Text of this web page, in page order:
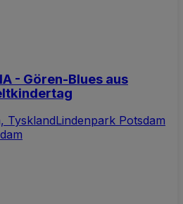
- Gören-Blues aus
TysklandLindenpark Potsdam